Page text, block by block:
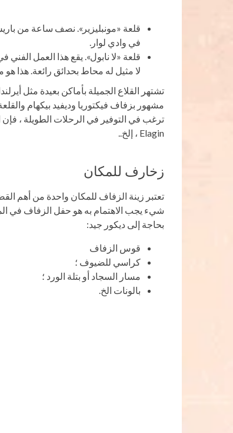
قلعة «مونبليزير». نصف ساعة من
في وادي لوار.
قلعة «لا نابول». يقع هذا العمل
لا مثيل له محاط بحدائق رائعة. هذا
تشتهر القلاع الجميلة بأماكن بعيدة مثل
مشهور بزفاف فيكتوريا وديفيد بيكهام
ترغب في التوفير في الرحلات الطويلة ،
Elagin ، إلخ..
زخارف للمكان
تعتبر زينة الزفاف للمكان واحدة من أهم
شيء يجب الاهتمام به هو حفل الزفاف في
بحاجة إلى ديكور جيد:
قوس الزفاف
كراسي للضيوف ؛
مسار السجاد أو بتلة الورد ؛
بالونات الخ.